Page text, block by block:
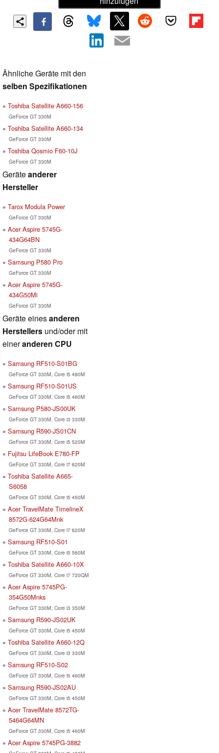
Ähnliche Geräte mit den
selben Spezifikationen
Toshiba Satellite A660-156
GeForce GT 330M
Toshiba Satellite A660-134
GeForce GT 330M
Toshiba Qosmio F60-10J
GeForce GT 330M
Geräteanderer
Hersteller
Tarox Modula Power
GeForce GT 330M
Acer Aspire 5745G-
434G64BN
GeForce GT 330M
Samsung P580 Pro
GeForce GT 330M
Acer Aspire 5745G-
434G50Mi
GeForce GT 330M
Geräte einesanderen
Herstellers und/oder mit
eineranderen CPU
Samsung RF510-S01BG
GeForce GT 330M, Core i5 480M
Samsung RF510-S01US
GeForce GT 330M, Core i5 460M
Samsung P580-JS00UK
GeForce GT 330M, Core i3 330M
Samsung R590-JS01CN
GeForce GT 330M, Core i5 520M
Fujitsu LifeBook E780-FP
GeForce GT 330M, Core i7 620M
Toshiba Satellite A665-
S6058
GeForce GT 330M, Core i5 450M
Acer TravelMate TimelineX
8572G-624G64Mnk
GeForce GT 330M, Core i7 620M
Samsung RF510-S01
GeForce GT 330M, Core i5 560M
Toshiba Satellite A660-10X
GeForce GT 330M, Core i7 720QM
Acer Aspire 5745PG-
354G50Mnks
GeForce GT 330M, Core i3 350M
Samsung R590-JS02UK
GeForce GT 330M, Core i5 450M
Toshiba Satellite A660-12Q
GeForce GT 330M, Core i3 330M
Samsung RF510-S02
GeForce GT 330M, Core i5 460M
Samsung R590-JS02AU
GeForce GT 330M, Core i5 450M
Acer TravelMate 8572TG-
5464G64MN
GeForce GT 330M, Core i5 460M
Acer Aspire 5745PG-3882